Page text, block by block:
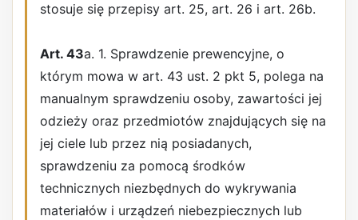
stosuje się przepisy art. 25, art. 26 i art. 26b.
Art. 43a. 1. Sprawdzenie prewencyjne, o
którym mowa w art. 43 ust. 2 pkt 5, polega na
manualnym sprawdzeniu osoby, zawartości jej
odzieży oraz przedmiotów znajdujących się na
jej ciele lub przez nią posiadanych,
sprawdzeniu za pomocą środków
technicznych niezbędnych do wykrywania
materiałów i urządzeń niebezpiecznych lub